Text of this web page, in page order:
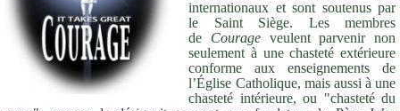
internationaux et sont soutenus par
le Saint Siège. Les membres
de Courage veulent parvenir non
seulement à une chasteté extérieure
conforme aux enseignements de
l’Église Catholique, mais aussi à une
chasteté intérieure, ou "chasteté du